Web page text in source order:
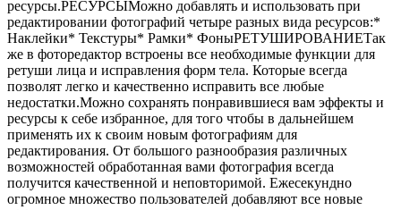
ресурсы.РЕСУРСЫМожно добавлять и использовать при
редактировании фотографий четыре разных вида ресурсов:*
Наклейки* Текстуры* Рамки* ФоныРЕТУШИРОВАНИЕТак
же в фоторедактор встроены все необходимые функции для
ретуши лица и исправления форм тела. Которые всегда
позволят легко и качественно исправить все любые
недостатки.Можно сохранять понравившиеся вам эффекты и
ресурсы к себе избранное, для того чтобы в дальнейшем
применять их к своим новым фотографиям для
редактирования. От большого разнообразия различных
возможностей обработанная вами фотография всегда
получится качественной и неповторимой. Ежесекундно
огромное множество пользователей добавляют все новые